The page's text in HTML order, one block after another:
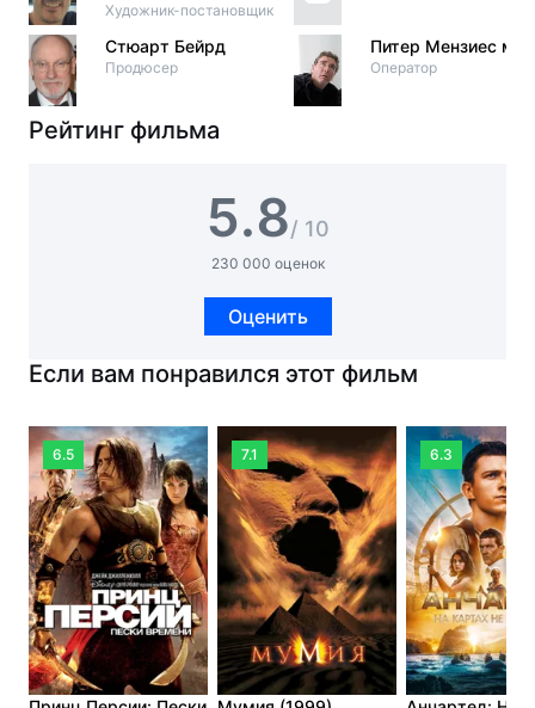
Художник-постановщик
Стюарт Бейрд
Продюсер
Питер Мензиес мл.
Оператор
Рейтинг фильма
5.8/ 10
230 000 оценок
Оценить
Если вам понравился этот фильм
6.5 7.1 6.3